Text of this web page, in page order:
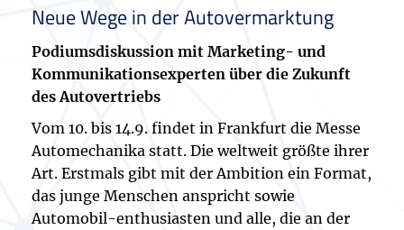
Neue Wege in der Autovermarktung
Podiumsdiskussion mit Marketing- und
Kommunikationsexperten über die Zukunft
des Autovertriebs
Vom 10. bis 14.9. findet in Frankfurt die Messe
Automechanika statt. Die weltweit größte ihrer
Art. Erstmals gibt mit der Ambition ein Format,
das junge Menschen anspricht sowie
Automobil-enthusiasten und alle, die an der